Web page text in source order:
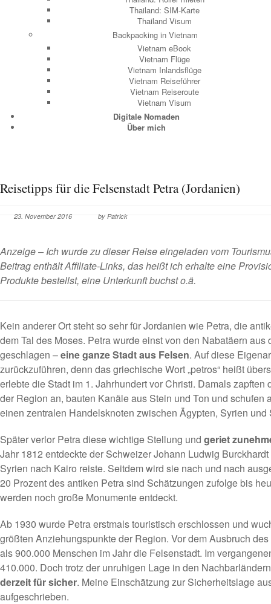
Thailand: SIM-Karte
Thailand Visum
Backpacking in Vietnam
Vietnam eBook
Vietnam Flüge
Vietnam Inlandsflüge
Vietnam Reiseführer
Vietnam Reiseroute
Vietnam Visum
Digitale Nomaden
Über mich
Reisetipps für die Felsenstadt Petra (Jordanien)
23. November 2016 by Patrick
Anzeige – Ich wurde zu dieser Reise eingeladen vom
Beitrag enthält Affiliate-Links, das heißt ich erhalte eine
Produkte bestellst, eine Unterkunft buchst o.ä.
Kein anderer Ort steht so sehr für Jordanien wie Petra, die
dem Tal des Moses. Petra wurde einst von den Nabatäern
geschlagen –eine ganze Stadt aus Felsen. Auf diese
zurückzuführen, denn das griechische Wort „petros“ heißt
erlebte die Stadt im 1. Jahrhundert vor Christi. Damals
der Region an, bauten Kanäle aus Stein und Ton und schufen
einen zentralen Handelsknoten zwischen Ägypten, Syrien und
Später verlor Petra diese wichtige Stellung und geriet
Jahr 1812 entdeckte der Schweizer Johann Ludwig
Syrien nach Kairo reiste. Seitdem wird sie nach und nach
20 Prozent des antiken Petra sind Schätzungen zufolge bis
werden noch große Monumente entdeckt.
Ab 1930 wurde Petra erstmals touristisch erschlossen und
größten Anziehungspunkte der Region. Vor dem Ausbruch
als 900.000 Menschen im Jahr die Felsenstadt. Im
410.000. Doch trotz der unruhigen Lage in den
derzeit für sicher. Meine Einschätzung zur Sicherheitslage
aufgeschrieben.